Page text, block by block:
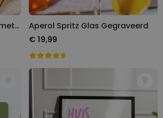
Gepersonaliseerd Bierglas met Naam Gegraveerd
Aperol Spritz Glas Gegraveerd
€ 19,99